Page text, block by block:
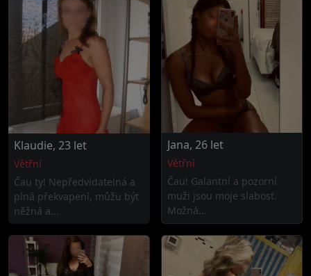
Klaudie, 23 let
Větřní
Čau ty! Nepředvídatelná a
plná překvapení, můžu být
něžná a...
Jana, 26 let
Větřní
Čau! Galantní a pozorní
muži jsou moje slabost.
Možná...